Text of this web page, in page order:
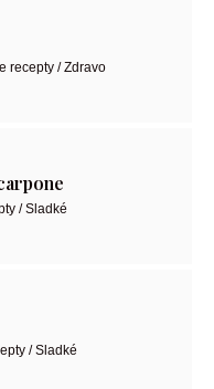
recepty / Zdravo
/ Sladké
/ Sladké